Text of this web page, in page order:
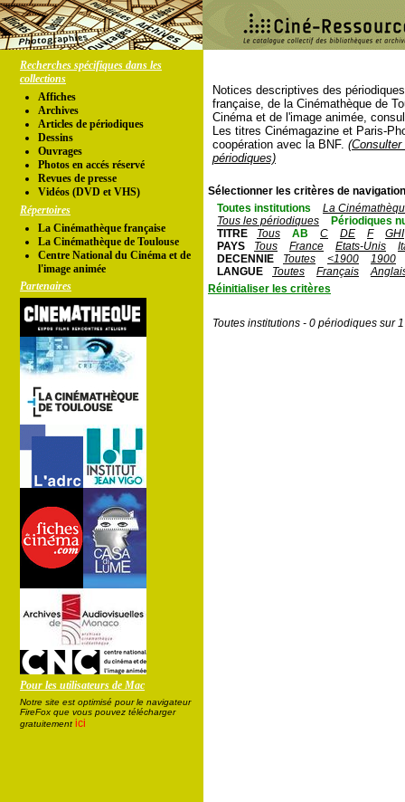
Recherches spécifiques dans les
collections
Affiches
Archives
Articles de périodiques
Dessins
Ouvrages
Photos en accés réservé
Revues de presse
Vidéos (DVD et VHS)
Répertoires
La Cinémathèque française
La Cinémathèque de Toulouse
Centre National du Cinéma et de
l'image animée
Partenaires
Pour les utilisateurs de Mac
Notre site est optimisé pour le navigateur
FireFox que vous pouvez télécharger
gratuitement ici
Notices descriptives des
française, de la Cinémathèque de
Cinéma et de l'image animée,
Les titres Cinémagazine et Paris-
coopération avec la BNF.
périodiques)
Sélectionner les critères de
Toutes institutions
La
Tous les périodiques
Périodiques
TITRE
Tous AB C DE F
GHI
PAYS
Tous France Etats-Unis
DECENNIE
Toutes <1900
1900
LANGUE
Toutes Français
Réinitialiser les critères
Toutes institutions - 0 périodiques sur